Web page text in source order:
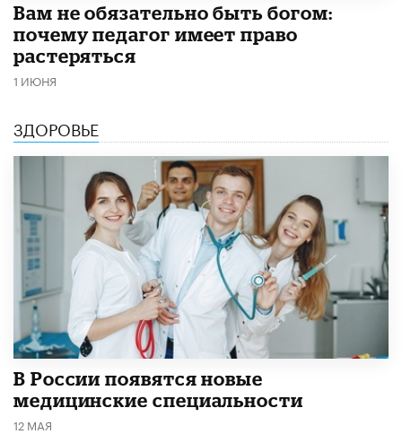
​Вам не обязательно быть богом:
почему педагог имеет право
растеряться
1 ИЮНЯ
ЗДОРОВЬЕ
В России появятся новые
медицинские специальности
12 МАЯ